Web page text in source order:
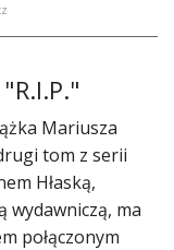
Mariusza
tom z serii
Hłaską,
wydawniczą, ma
połączonym